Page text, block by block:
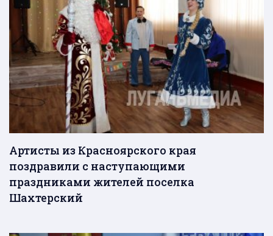
Артисты из Красноярского края
поздравили с наступающими
праздниками жителей поселка
Шахтерский